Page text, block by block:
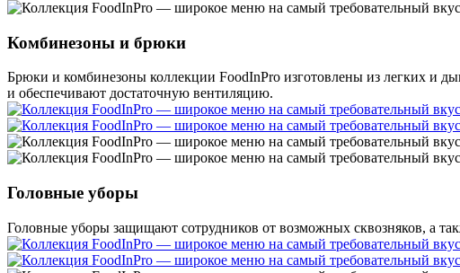
Комбинезоны и брюки
Брюки и комбинезоны коллекции FoodInPro изготовлены из легких и
и обеспечивают достаточную вентиляцию.
Головные уборы
Головные уборы защищают сотрудников от возможных сквозняков, а